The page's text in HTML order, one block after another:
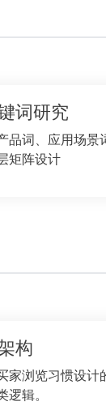
词研究
品词、应用场景
矩阵设计
构
家浏览习惯设计
逻辑。